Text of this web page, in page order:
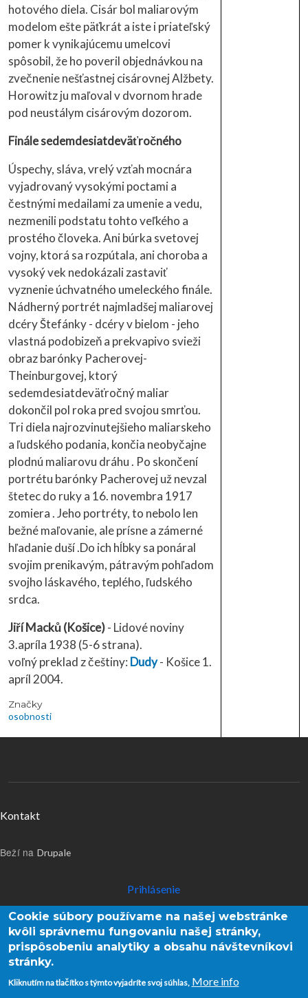
hotového diela. Cisár bol maliarovým
modelom ešte päťkrát a iste i priateľský
pomer k vynikajúcemu umelcovi
spôsobil, že ho poveril objednávkou na
zvečnenie nešťastnej cisárovnej Alžbety.
Horowitz ju maľoval v dvornom hrade
pod neustálym cisárovým dozorom.
Finále sedemdesiatdeväťročného
Úspechy, sláva, vrelý vzťah mocnára
vyjadrovaný vysokými poctami a
čestnými medailami za umenie a vedu,
nezmenili podstatu tohto veľkého a
prostého človeka. Ani búrka svetovej
vojny, ktorá sa rozpútala, ani choroba a
vysoký vek nedokázali zastaviť
vyznenie úchvatného umeleckého finále.
Nádherný portrét najmladšej maliarovej
dcéry Štefánky - dcéry v bielom - jeho
vlastná podobizeň a prekvapivo svieži
obraz barónky Pacherovej-
Theinburgovej, ktorý
sedemdesiatdeväťročný maliar
dokončil pol roka pred svojou smrťou.
Tri diela najrozvinutejšieho maliarskeho
a ľudského podania, končia neobyčajne
plodnú maliarovu dráhu . Po skončení
portrétu barónky Pacherovej už nevzal
štetec do ruky a 16. novembra 1917
zomiera . Jeho portréty, to nebolo len
bežné maľovanie, ale prísne a zámerné
hľadanie duší .Do ich hĺbky sa ponáral
svojim prenikavým, pátravým pohľadom
svojho láskavého, teplého, ľudského
srdca.
Jiří Macků (Košice)- Lidové noviny
3.apríla 1938 (5-6 strana).
voľný preklad z češtiny: Dudy- Košice 1.
apríl 2004.
Značky
osobnosti
Menu v päte
Kontakt
Beží na Drupale
Používateľské menu
Prihlásenie
Cookie súbory používame na našej webstránke
kvôli správnemu fungovaniu našej stránky,
prispôsobeniu analytiky a obsahu návštevníkovi
stránky.
Kliknutím na tlačítko s týmto vyjadríte svoj súhlas, More info